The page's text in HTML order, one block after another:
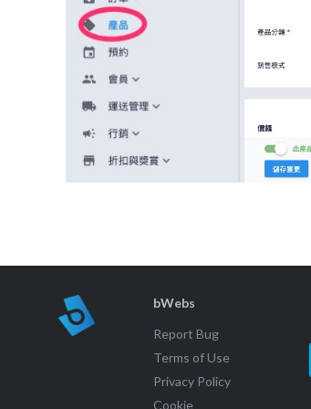
bWebs
Report Bug
Terms of Use
Privacy Policy
Cookie